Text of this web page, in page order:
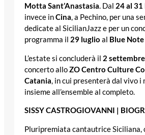
Motta Sant’Anastasia. Dal 24 al
invece inCina, a Pechino, per una
dedicate al SicilianJazz e per un
programma il 29 luglio al Blue Note
L’estate si concluderà il 2 settembre
concerto alloZO Centro Culture
Catania, in cui presenterà dal vivo i
insieme all’ensemble al completo.
SISSY CASTROGIOVANNI |
Pluripremiata cantautrice Siciliana,